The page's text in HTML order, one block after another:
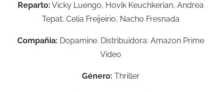
Reparto: Vicky Luengo, Hovik Keuchkerian, Andrea
Tepat, Celia Freijeirio, Nacho Fresnada
Compañia: Dopamine. Distribuidora: Amazon Prime
Video
Género: Thriller